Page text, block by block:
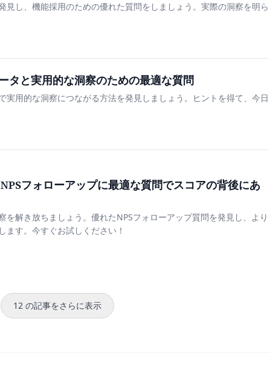
見し、機能採用のための優れた質問をしましょう。実際の洞察を明ら
タと実用的な洞察のための最適な質問
実用的な洞察につながる方法を発見しましょう。ヒントを得て、今日
フォローアップに最適な質問でスコアの背後にあ
解き放ちましょう。優れたNPSフォローアップ質問を発見し、より
す。今すぐお試しください！
12 の記事をさらに表示